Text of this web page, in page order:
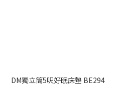
DM獨立筒5呎好眠床墊 BE294